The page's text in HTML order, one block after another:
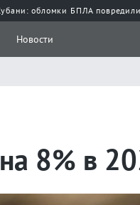
обломки БПЛА
Новости
8% в